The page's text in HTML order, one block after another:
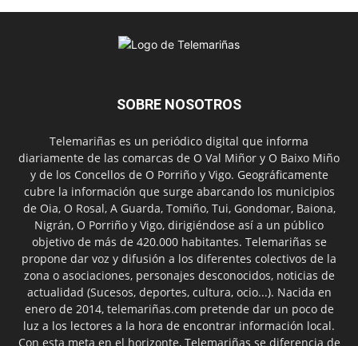
SOBRE NOSOTROS
Telemariñas es un periódico digital que informa
diariamente de las comarcas de O Val Miñor y O Baixo Miño
y de los Concellos de O Porriño y Vigo. Geográficamente
cubre la información que surge abarcando los municipios
de Oia, O Rosal, A Guarda, Tomiño, Tui, Gondomar, Baiona,
Nigrán, O Porriño y Vigo, dirigiéndose así a un público
objetivo de más de 420.000 habitantes. Telemariñas se
propone dar voz y difusión a los diferentes colectivos de la
zona o asociaciones, personajes desconocidos, noticias de
actualidad (Sucesos, deportes, cultura, ocio...). Nacida en
enero de 2014, telemariñas.com pretende dar un poco de
luz a los lectores a la hora de encontrar información local.
Con esta meta en el horizonte, Telemariñas se diferencia de